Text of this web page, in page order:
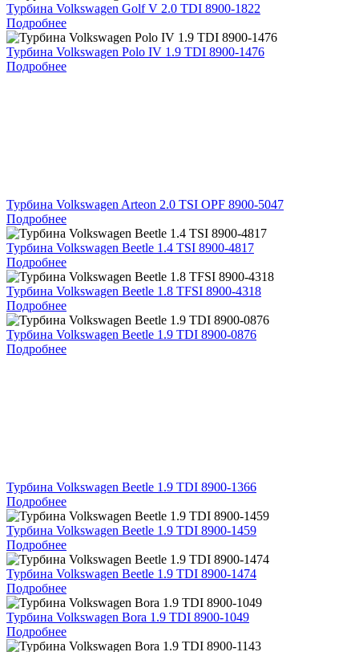
Турбина Volkswagen Golf V 2.0 TDI 8900-1822
Подробнее
Турбина Volkswagen Polo IV 1.9 TDI 8900-1476
Подробнее
Турбина Volkswagen Arteon 2.0 TSI OPF 8900-5047
Подробнее
Турбина Volkswagen Beetle 1.4 TSI 8900-4817
Подробнее
Турбина Volkswagen Beetle 1.8 TFSI 8900-4318
Подробнее
Турбина Volkswagen Beetle 1.9 TDI 8900-0876
Подробнее
Турбина Volkswagen Beetle 1.9 TDI 8900-1366
Подробнее
Турбина Volkswagen Beetle 1.9 TDI 8900-1459
Подробнее
Турбина Volkswagen Beetle 1.9 TDI 8900-1474
Подробнее
Турбина Volkswagen Bora 1.9 TDI 8900-1049
Подробнее